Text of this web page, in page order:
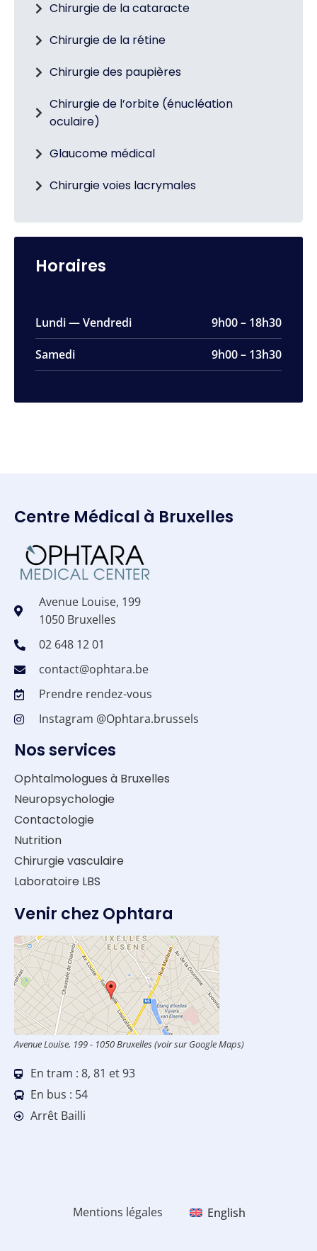
Chirurgie de la cataracte
Chirurgie de la rétine
Chirurgie des paupières
Chirurgie de l’orbite (énucléation
oculaire)
Glaucome médical
Chirurgie voies lacrymales
Horaires
Lundi — Vendredi 9h00 – 18h30
Samedi 9h00 – 13h30
Centre Médical à Bruxelles
Avenue Louise, 199
1050 Bruxelles
02 648 12 01
contact@ophtara.be
Prendre rendez-vous
Instagram @Ophtara.brussels
Nos services
Ophtalmologues à Bruxelles
Neuropsychologie
Contactologie
Nutrition
Chirurgie vasculaire
Laboratoire LBS
Venir chez Ophtara
Avenue Louise, 199 - 1050 Bruxelles (voir sur Google Maps)
En tram : 8, 81 et 93
En bus : 54
Arrêt Bailli
Mentions légales English